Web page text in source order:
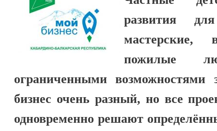
развития
мастерские,
пожилые
ограниченными возможностями
бизнес очень разный, но все
одновременно решают